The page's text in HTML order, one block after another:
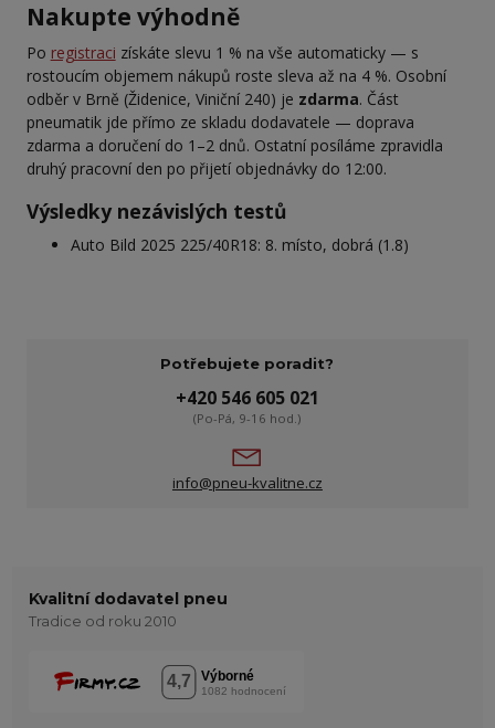
Nakupte výhodně
Po registraci získáte slevu 1 % na vše automaticky — s
rostoucím objemem nákupů roste sleva až na 4 %. Osobní
odběr v Brně (Židenice, Viniční 240) je zdarma. Část
pneumatik jde přímo ze skladu dodavatele — doprava
zdarma a doručení do 1–2 dnů. Ostatní posíláme zpravidla
druhý pracovní den po přijetí objednávky do 12:00.
Výsledky nezávislých testů
Auto Bild 2025 225/40R18: 8. místo, dobrá (1.8)
Potřebujete poradit?
+420 546 605 021
(Po-Pá, 9-16 hod.)
info@pneu-kvalitne.cz
Kvalitní dodavatel pneu
Tradice od roku 2010